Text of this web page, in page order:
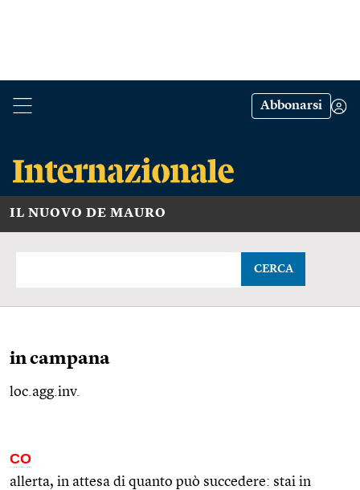
Abbonarsi
IL NUOVO DE MAURO
CERCA
in campana
loc.agg.inv.
CO
allerta, in attesa di quanto può succedere: stai in